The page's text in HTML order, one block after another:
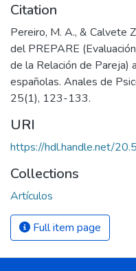
Citation
Pereiro, M. A., & Calvete
del PREPARE
de la Relación de Pareja)
españolas. Anales de
25(1), 123-133.
URI
https://hdl.handle.net/
Collections
Artículos
Full item page